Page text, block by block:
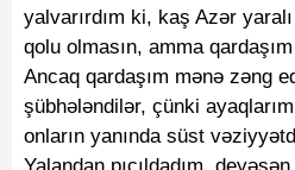
yalvarırdım ki, kaş Azər
qolu olmasın, amma
Ancaq qardaşım mənə zəng
şübhələndilər, çünki
onların yanında süst